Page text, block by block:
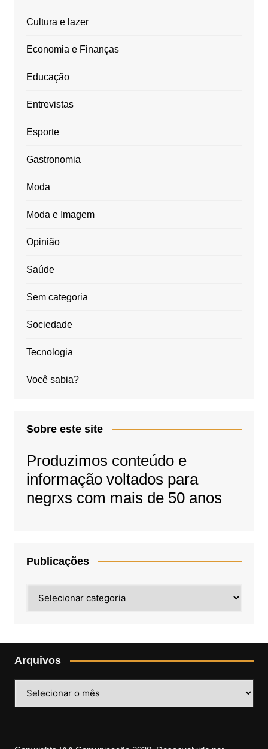
Cultura e lazer
Economia e Finanças
Educação
Entrevistas
Esporte
Gastronomia
Moda
Moda e Imagem
Opinião
Saúde
Sem categoria
Sociedade
Tecnologia
Você sabia?
Sobre este site
Produzimos conteúdo e
informação voltados para
negrxs com mais de 50 anos
Publicações
Arquivos